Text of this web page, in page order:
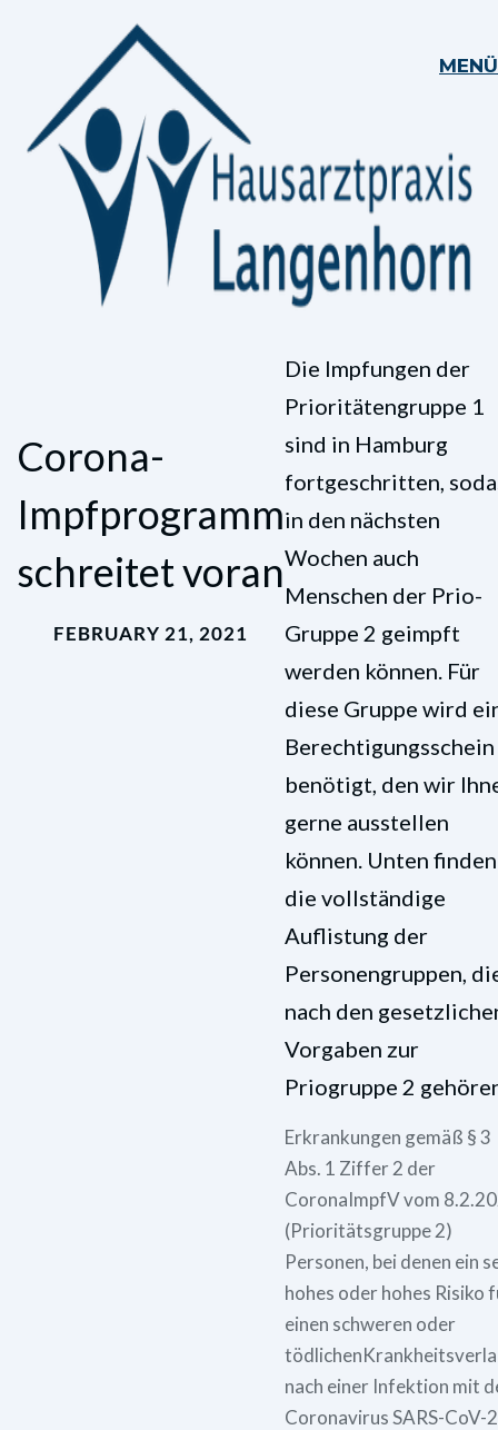
MENÜ
Corona-
Impfprogramm
schreitet voran
FEBRUARY 21, 2021
Die Impfungen der
Prioritätengruppe 1
sind in Hamburg
fortgeschritten,
in den nächsten
Wochen auch
Menschen der Prio-
Gruppe 2 geimpft
werden können. Für
diese Gruppe wird
Berechtigungsschein
benötigt, den wir
gerne ausstellen
können. Unten finden
die vollständige
Auflistung der
Personengruppen,
nach den
Vorgaben zur
Priogruppe 2
Erkrankungen gemäß § 3
Abs. 1 Ziffer 2 der
CoronaImpfV vom
(Prioritätsgruppe 2)
Personen, bei denen ein
hohes oder hohes Risiko
einen schweren oder
nach einer Infektion mit
Coronavirus SARS-CoV-2